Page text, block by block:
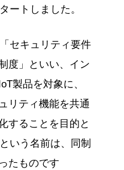
ートしました。
セキュリティ要件
度」といい、イン
製品を対象に、
リティ機能を共通
することを目的と
いう名前は、同制
たものです